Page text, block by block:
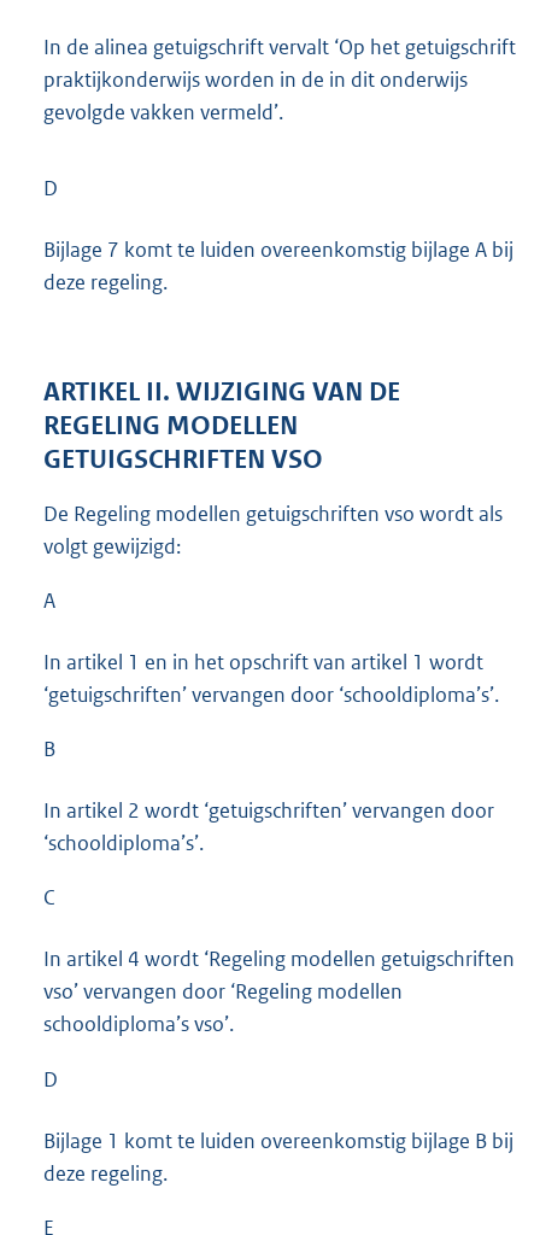
In de alinea getuigschrift vervalt ‘Op het getuigschrift
praktijkonderwijs worden in de in dit onderwijs
gevolgde vakken vermeld’.
D
Bijlage 7 komt te luiden overeenkomstig bijlage A bij
deze regeling.
ARTIKEL II. WIJZIGING VAN DE
REGELING MODELLEN
GETUIGSCHRIFTEN VSO
De Regeling modellen getuigschriften vso wordt als
volgt gewijzigd:
A
In artikel 1 en in het opschrift van artikel 1 wordt
‘getuigschriften’ vervangen door ‘schooldiploma’s’.
B
In artikel 2 wordt ‘getuigschriften’ vervangen door
‘schooldiploma’s’.
C
In artikel 4 wordt ‘Regeling modellen getuigschriften
vso’ vervangen door ‘Regeling modellen
schooldiploma’s vso’.
D
Bijlage 1 komt te luiden overeenkomstig bijlage B bij
deze regeling.
E